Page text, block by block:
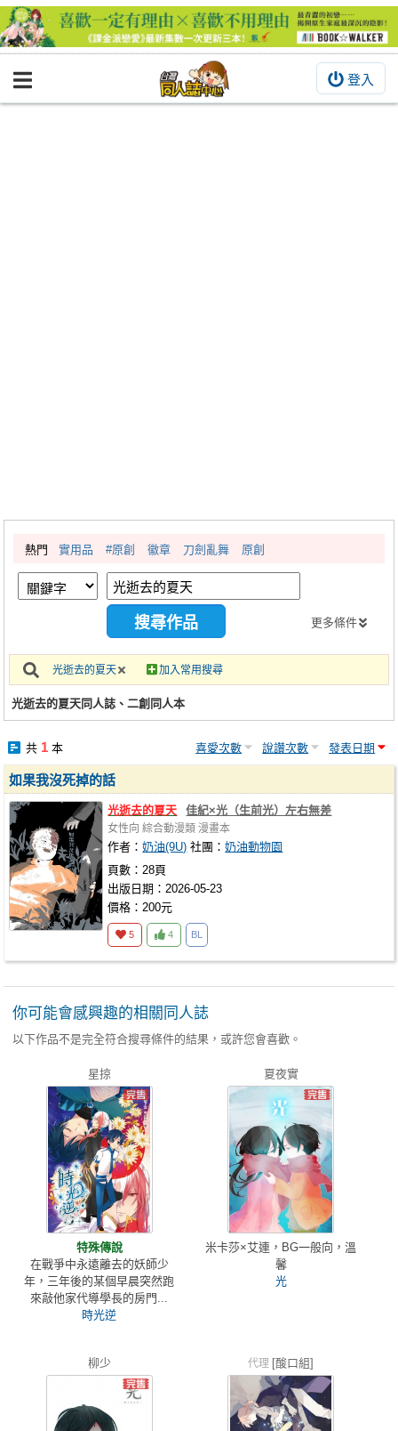
登入
BOOKY書集倉庫
繪圖藝廊
交流中心
攤位轉讓區
會員中心
註冊會員
熱門 實用品 #原創 徽章 刀劍亂舞 原創
更多條件
光逝去的夏天 加入常用搜尋
光逝去的夏天同人誌、二創同人本
共 1本 喜愛次數 說讚次數 發表日期
如果我沒死掉的話
光逝去的夏天 佳紀×光（生前光）左右無差
女性向 綜合動漫類 漫畫本
作者：奶油(9U) 社團：奶油動物園
頁數：28頁
出版日期：2026-05-23
價格：200元
5 4 BL
你可能會感興趣的相關同人誌
以下作品不是完全符合搜尋條件的結果，或許您會喜歡。
星掠
特殊傳說
在戰爭中永遠離去的妖師少
年，三年後的某個早晨突然跑
來敲他家代導學長的房門...
時光逆
夏夜實
米卡莎×艾連，BG一般向，溫
馨
光
柳少 代理 [酸口組]